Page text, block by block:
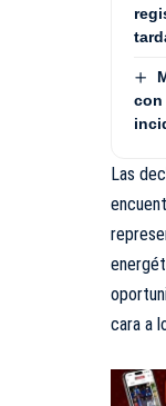
con
Las
cara a